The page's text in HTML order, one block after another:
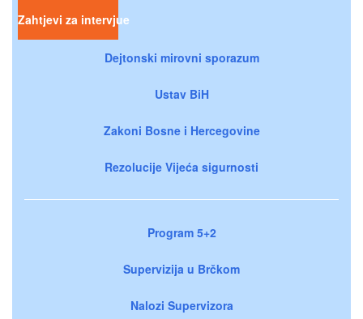
Zahtjevi za intervjue
Dejtonski mirovni sporazum
Ustav BiH
Zakoni Bosne i Hercegovine
Rezolucije Vijeća sigurnosti
Program 5+2
Supervizija u Brčkom
Nalozi Supervizora